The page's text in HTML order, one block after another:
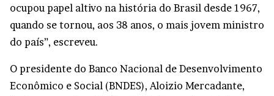
ocupou papel altivo na história do Brasil desde 1967,
quando se tornou, aos 38 anos, o mais jovem ministro
do país”, escreveu.
O presidente do Banco Nacional de Desenvolvimento
Econômico e Social (BNDES), Aloizio Mercadante,